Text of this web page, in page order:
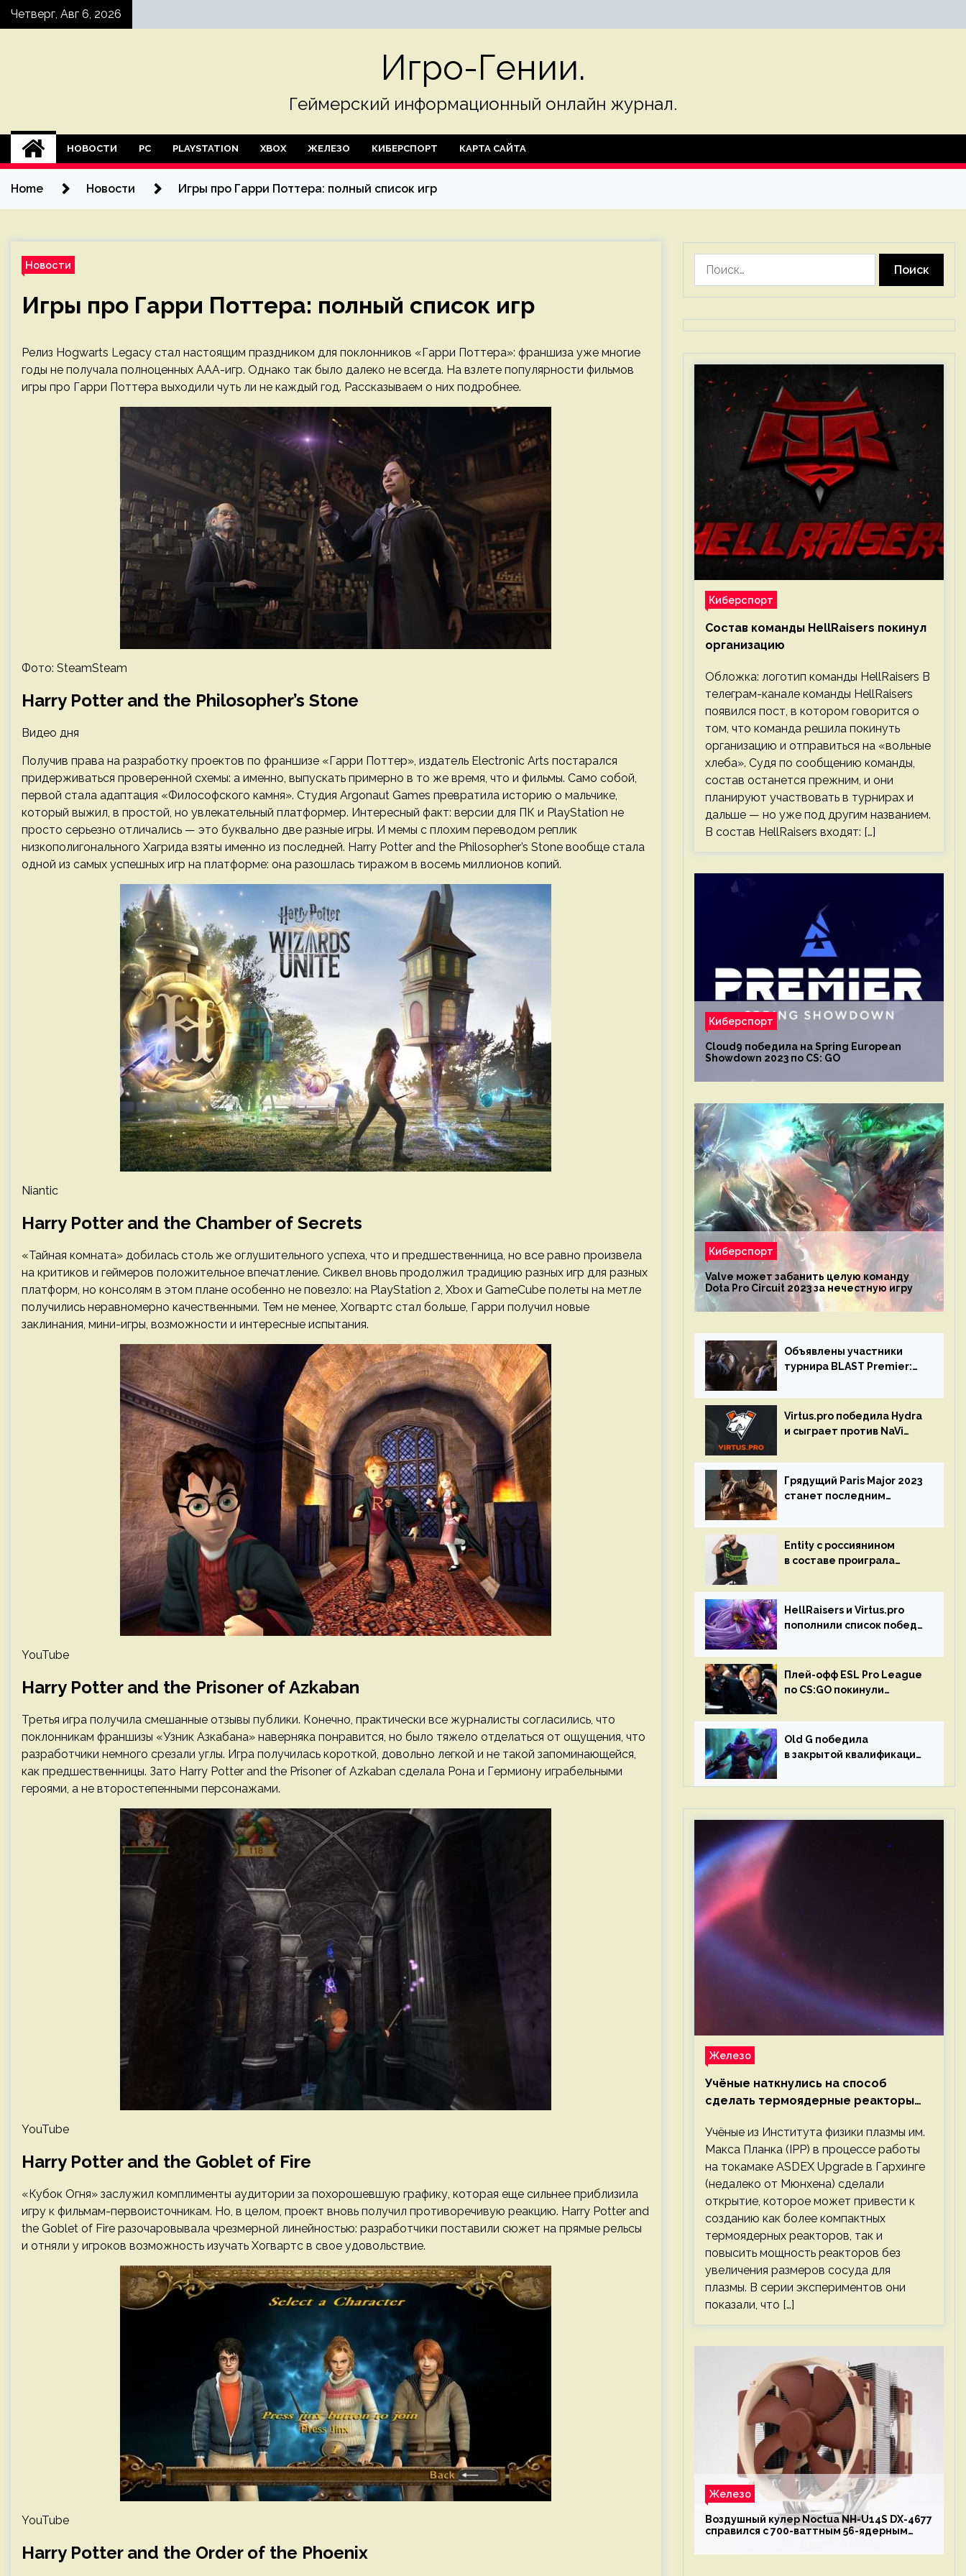
SkipЧетверг, Авг 6, 2026
Игро-Гении.
Геймерский информационный онлайн журнал.
НОВОСТИ PC PLAYSTATION XBOX ЖЕЛЕЗО КИБЕРСПОРТ КАРТА САЙТА
Home Новости Игры про Гарри Поттера: полный список игр
Новости
Игры про Гарри Поттера: полный список игр
Релиз Hogwarts Legacy стал настоящим праздником для поклонников «Гарри Поттера»: франшиза уже многие
годы не получала полноценных ААА-игр. Однако так было далеко не всегда. На взлете популярности фильмов
игры про Гарри Поттера выходили чуть ли не каждый год. Рассказываем о них подробнее.
Фото: SteamSteam
Harry Potter and the Philosopher’s Stone
Видео дня
Получив права на разработку проектов по франшизе «Гарри Поттер», издатель Electronic Arts постарался
придерживаться проверенной схемы: а именно, выпускать примерно в то же время, что и фильмы. Само собой,
первой стала адаптация «Философского камня». Студия Argonaut Games превратила историю о мальчике,
который выжил, в простой, но увлекательный платформер. Интересный факт: версии для ПК и PlayStation не
просто серьезно отличались — это буквально две разные игры. И мемы с плохим переводом реплик
низкополигонального Хагрида взяты именно из последней. Harry Potter and the Philosopher’s Stone вообще стала
одной из самых успешных игр на платформе: она разошлась тиражом в восемь миллионов копий.
Niantic
Harry Potter and the Chamber of Secrets
«Тайная комната» добилась столь же оглушительного успеха, что и предшественница, но все равно произвела
на критиков и геймеров положительное впечатление. Сиквел вновь продолжил традицию разных игр для разных
платформ, но консолям в этом плане особенно не повезло: на PlayStation 2, Xbox и GameCube полеты на метле
получились неравномерно качественными. Тем не менее, Хогвартс стал больше, Гарри получил новые
заклинания, мини-игры, возможности и интересные испытания.
YouTube
Harry Potter and the Prisoner of Azkaban
Третья игра получила смешанные отзывы публики. Конечно, практически все журналисты согласились, что
поклонникам франшизы «Узник Азкабана» наверняка понравится, но было тяжело отделаться от ощущения, что
разработчики немного срезали углы. Игра получилась короткой, довольно легкой и не такой запоминающейся,
как предшественницы. Зато Harry Potter and the Prisoner of Azkaban сделала Рона и Гермиону играбельными
героями, а не второстепенными персонажами.
YouTube
Harry Potter and the Goblet of Fire
«Кубок Огня» заслужил комплименты аудитории за похорошевшую графику, которая еще сильнее приблизила
игру к фильмам-первоисточникам. Но, в целом, проект вновь получил противоречивую реакцию. Harry Potter and
the Goblet of Fire разочаровывала чрезмерной линейностью: разработчики поставили сюжет на прямые рельсы
и отняли у игроков возможность изучать Хогвартс в свое удовольствие.
YouTube
Harry Potter and the Order of the Phoenix
Киберспорт
Состав команды HellRaisers покинул
организацию
Обложка: логотип команды HellRaisers В
телеграм-канале команды HellRaisers
появился пост, в котором говорится о
том, что команда решила покинуть
организацию и отправиться на «вольные
хлеба». Судя по сообщению команды,
состав останется прежним, и они
планируют участвовать в турнирах и
дальше — но уже под другим названием.
В состав HellRaisers входят: […]
Киберспорт
Cloud9 победила на Spring European
Showdown 2023 по CS: GO
Киберспорт
Valve может забанить целую команду
Dota Pro Circuit 2023 за нечестную игру
Объявлены участники
турнира BLAST Premier:
Virtus.pro победила Hydra
и сыграет против NaVi
Circuit
Грядущий Paris Major 2023
станет последним
GO
Entity с россиянином
в составе проиграла
Circuit 2023
HellRaisers и Virtus.pro
пополнили список побед
Плей-офф ESL Pro League
по CS:GO покинули
Old G победила
в закрытой квалификации
Западной Европы
Железо
Учёные наткнулись на способ
сделать термоядерные реакторы
Учёные из Института физики плазмы им.
Макса Планка (IPP) в процессе работы
на токамаке ASDEX Upgrade в Гархинге
(недалеко от Мюнхена) сделали
открытие, которое может привести к
созданию как более компактных
термоядерных реакторов, так и
повысить мощность реакторов без
увеличения размеров сосуда для
плазмы. В серии экспериментов они
показали, что […]
Железо
Воздушный кулер Noctua NH-U14S DX-4677
справился с 700-ваттным 56-ядерным